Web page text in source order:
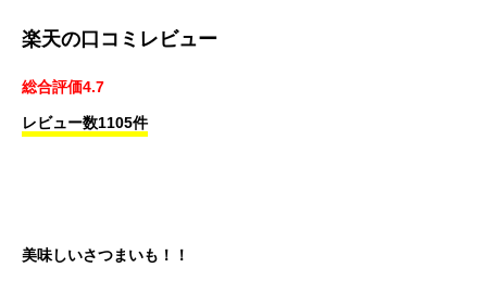
楽天の口コミレビュー
総合評価4.7
レビュー数1105件
美味しいさつまいも！！